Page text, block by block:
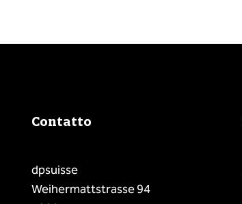
Contatto
dpsuisse
Weihermattstrasse 94